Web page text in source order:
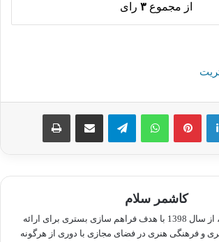
از مجموع ۳ رای
لینکدین پینترستواتس آپ تلگرام اشتراک گذاری از طریق ایمیل چاپ
کاشمر سلام
رسانه کاشمر سلام، از سال 1398 با هدف فراهم سازی بستری برای ارائه
و فرهنگی هنری در فضای مجازی با دوری از هرگونه